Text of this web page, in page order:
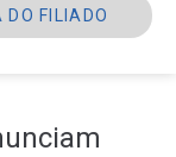
DO FILIADO